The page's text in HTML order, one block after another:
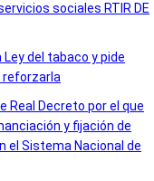
sociales RTIR DE
Ley del tabaco y pide
reforzarla
Real Decreto por el que
y fijación de
el Sistema Nacional de